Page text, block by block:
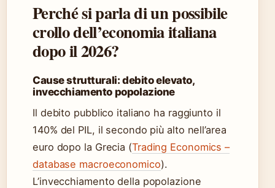
Perché si parla di un possibile
crollo dell’economia italiana
dopo il 2026?
Cause strutturali: debito elevato,
invecchiamento popolazione
Il debito pubblico italiano ha raggiunto il
140% del PIL, il secondo più alto nell’area
euro dopo la Grecia (Trading Economics –
database macroeconomico).
L’invecchiamento della popolazione